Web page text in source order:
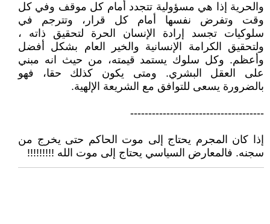
والحرية إذا هي مسؤولية تتجدد أمام كل موقف وفي كل
وقت وتفرض نفسها أمام كل قرار، وتترجم في
سلوكيات تجسد إرادة الإنسان الحرة لتحقيق ذاته ،
ولتحقيق الكرامة الإنسانية والخير العام بشكل أفضل
وأعظم. وكل سلوك يستمد قيمته، من حيث انه مبني
على العقل البشري. ومتى يكون كذلك حقا، فهو
بالضرورة يسعى للتوافق مع الشريعة الإلهية.
-------------------------------------
إذا كان المجرم يحتاج إلى موت الحاكم حتى يخرج من
سجنه. فالمعارض السياسي يحتاج إلى موت الله !!!!!!!!!